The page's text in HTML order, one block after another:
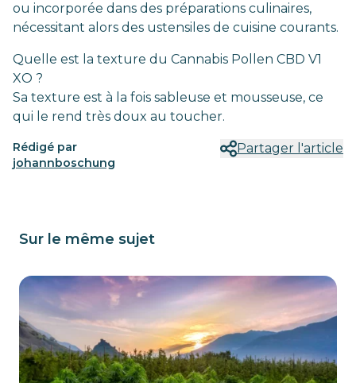
ou incorporée dans des préparations culinaires,
nécessitant alors des ustensiles de cuisine courants.
Quelle est la texture du Cannabis Pollen CBD V1
XO ?
Sa texture est à la fois sableuse et mousseuse, ce
qui le rend très doux au toucher.
Rédigé par
johannboschung
Partager l'article
Sur le même sujet